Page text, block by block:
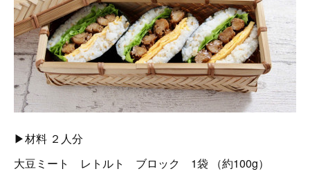
▶材料 ２人分
大豆ミート レトルト ブロック 1袋 （約100g）